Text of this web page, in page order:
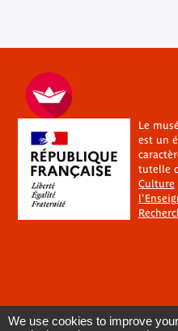
Le
est un
tutelle
Culture
We use cookies to improve